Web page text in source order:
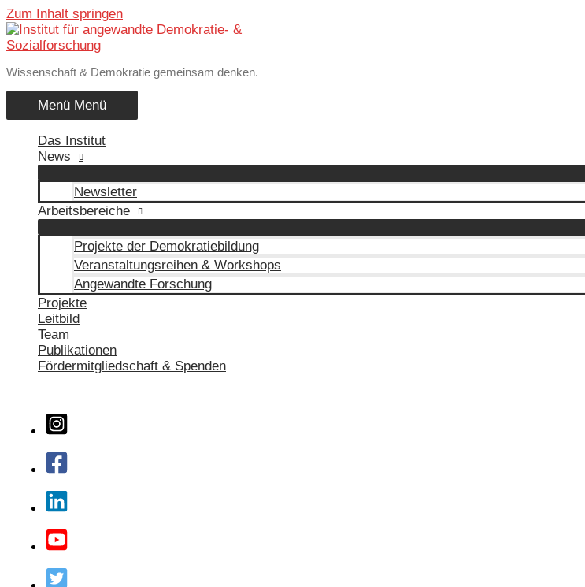
Zum Inhalt springen
Wissenschaft & Demokratie gemeinsam denken.
Menü Menü
Das Institut
News
Newsletter
Arbeitsbereiche
Projekte der Demokratiebildung
Veranstaltungsreihen & Workshops
Angewandte Forschung
Projekte
Leitbild
Team
Publikationen
Fördermitgliedschaft & Spenden